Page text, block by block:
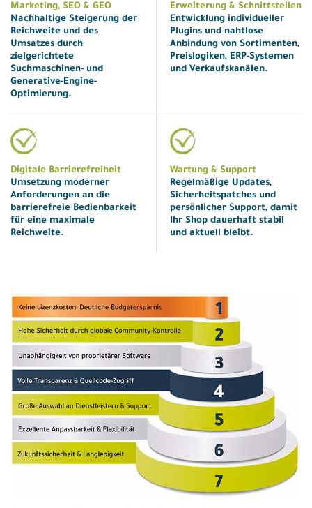
Marketing, SEO & GEO
Nachhaltige Steigerung der
Reichweite und des
Umsatzes durch
zielgerichtete
Suchmaschinen- und
Generative-Engine-
Optimierung.
Erweiterung & Schnittstellen
Entwicklung individueller
Plugins und nahtlose
Anbindung von Sortimenten,
Preislogiken, ERP-Systemen
und Verkaufskanälen.
Digitale Barrierefreiheit
Umsetzung moderner
Anforderungen an die
barrierefreie Bedienbarkeit
für eine maximale
Reichweite.
Wartung & Support
Regelmäßige Updates,
Sicherheitspatches und
persönlicher Support, damit
Ihr Shop dauerhaft stabil
und aktuell bleibt.